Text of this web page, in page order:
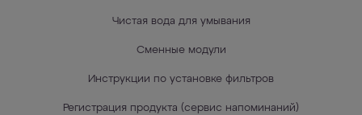
Чистая вода для умывания
Сменные модули
Инструкции по установке фильтров
Регистрация продукта (сервис напоминаний)